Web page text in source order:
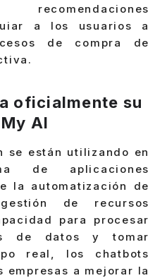
a los usuarios a
de compra de
oficialmente su
AI
se están utilizando en
de aplicaciones
la automatización de
de recursos
para procesar
de datos y tomar
real, los chatbots
empresas a mejorar la